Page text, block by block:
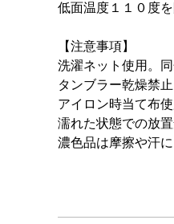
低面温度１１０度
【注意事項】
洗濯ネット使用。
タンブラー乾燥禁止
アイロン時当て布
濡れた状態での放
濃色品は摩擦や汗に